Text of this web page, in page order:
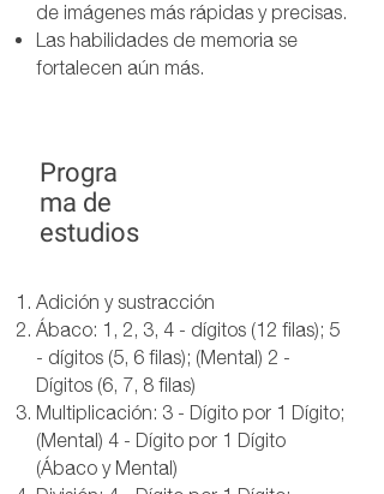
de imágenes más rápidas y precisas.
Las habilidades de memoria se
fortalecen aún más.
Progra
ma de
estudios
Adición y sustracción
Ábaco: 1, 2, 3, 4 - dígitos (12 filas); 5
- dígitos (5, 6 filas); (Mental) 2 -
Dígitos (6, 7, 8 filas)
Multiplicación: 3 - Dígito por 1 Dígito;
(Mental) 4 - Dígito por 1 Dígito
(Ábaco y Mental)